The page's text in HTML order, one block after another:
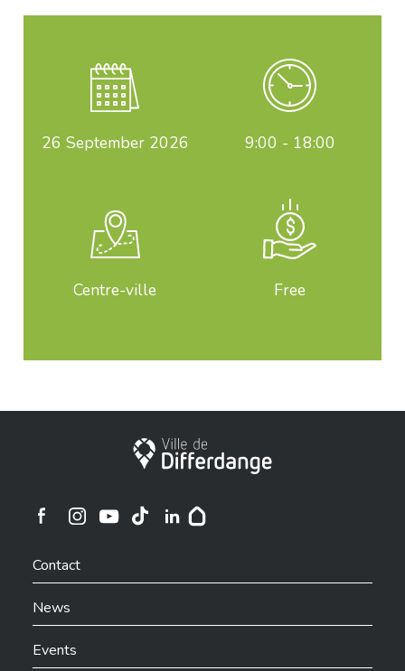
26 September 2026 9:00 - 18:00
Centre-ville Free
City of Differdange
Ville de Differdange sur Instagram
Contact
News
Events